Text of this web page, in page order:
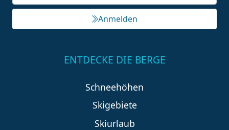
Anmelden
ENTDECKE DIE BERGE
Schneehöhen
Skigebiete
Skiurlaub